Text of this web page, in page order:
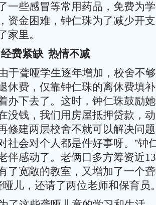
一些感冒等常用药品，免费为
资金困难，钟仁珠为了减少开
家里。
经费紧缺 热情不减
聋哑学生逐年增加，校舍不够
休费，仅靠钟仁珠的离休费填
办下去了。这时，钟仁珠鼓励
没钱，我们用房屋抵押贷款，
修建两层校舍不就可以解决问
社会对个人都是件好事呀。”钟
伴感动了。老俩口多方筹资近13
了宽敞的教室，又增加了一个
哑儿，还请了两位老师和保育员